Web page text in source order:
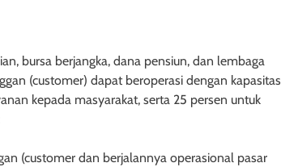
bursa berjangka, dana pensiun, dan lembaga
(customer) dapat beroperasi dengan kapasitas
kepada masyarakat, serta 25 persen untuk
(customer dan berjalannya operasional pasar